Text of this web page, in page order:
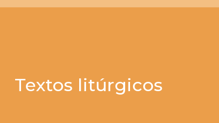
Textos litúrgicos